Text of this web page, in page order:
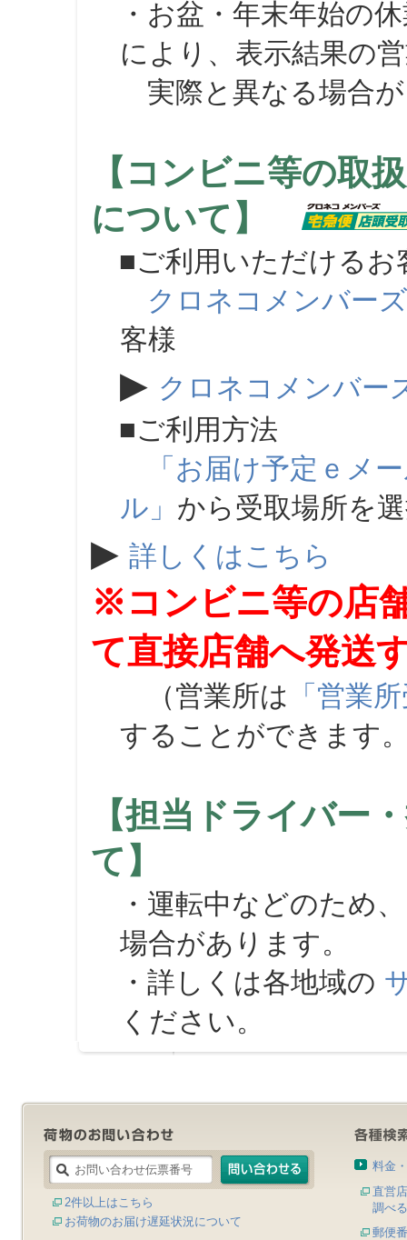
・お盆・年末年始の
により、表示結果の
実際と異なる場合が
【コンビニ等の取
について】
■ご利用いただけるお
クロネコメンバーズ
客様
▶ クロネコメンバー
■ご利用方法
「お届け予定ｅメ
ル」 から受取場所を
▶ 詳しくはこちら
※コンビニ等の店
て直接店舗へ発送
（営業所は 「営業
することができます
【担当ドライバー
て】
・運転中などのため
場合があります。
・詳しくは各地域の
ください。
2件以上はこちら
お荷物のお届け遅延状況について
料金
直営
調べる
郵便